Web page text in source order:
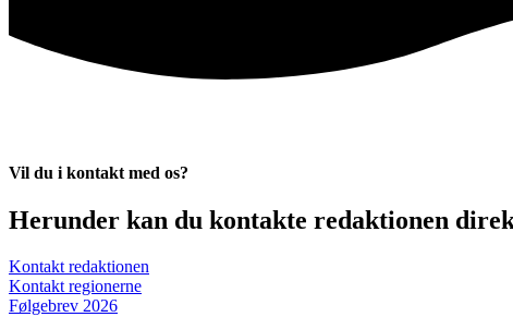
Vil du i kontakt med os?
Herunder kan du kontakte redaktionen
Kontakt redaktionen
Kontakt regionerne
Følgebrev 2026